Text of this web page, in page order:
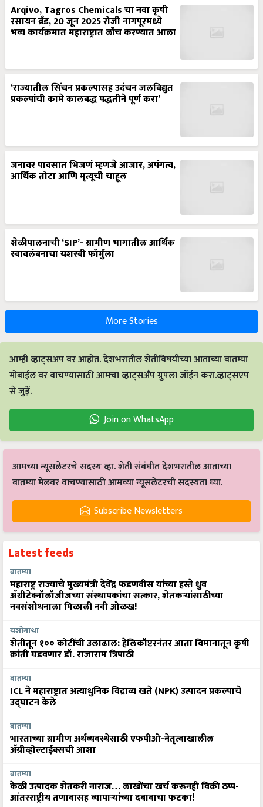
Arqivo, Tagros Chemicals चा नवा कृषी
रसायन ब्रँड, 20 जून 2025 रोजी नागपूरमध्ये
भव्य कार्यक्रमात महाराष्ट्रात लाँच करण्यात आला
‘राज्यातील सिंचन प्रकल्पासह उदंचन जलविद्युत
प्रकल्पांची कामे कालबद्ध पद्धतीने पूर्ण करा’
जनावर पावसात भिजणं म्हणजे आजार, अपंगत्व,
आर्थिक तोटा आणि मृत्यूची चाहूल
शेळीपालनाची ‘SIP’- ग्रामीण भागातील आर्थिक
स्वावलंबनाचा यशस्वी फॉर्मुला
More Stories
आम्ही व्हाट्सअप वर आहोत. देशभरातील शेतीविषयीच्या आताच्या बातम्या
मोबाईल वर वाचण्यासाठी आमचा व्हाट्सअँप ग्रुपला जॉईन करा.व्हाट्सएप
से जुड़ें.
Join on WhatsApp
आमच्या न्यूसलेटरचे सदस्य व्हा. शेती संबंधीत देशभरातील आताच्या
बातम्या मेलवर वाचण्यासाठी आमच्या न्यूसलेटरची सदस्यता घ्या.
Subscribe Newsletters
Latest feeds
बातम्या
महाराष्ट्र राज्याचे मुख्यमंत्री देवेंद्र फडणवीस यांच्या हस्ते ध्रुव
ॲग्रीटेक्नॉलॉजीजच्या संस्थापकांचा सत्कार, शेतकऱ्यांसाठीच्या
नवसंशोधनाला मिळाली नवी ओळख!
यशोगाथा
शेतीतून १०० कोटींची उलाढाल: हेलिकॉप्टरनंतर आता विमानातून कृषी
क्रांती घडवणार डॉ. राजाराम त्रिपाठी
बातम्या
ICL ने महाराष्ट्रात अत्याधुनिक विद्राव्य खते (NPK) उत्पादन प्रकल्पाचे
उद्घाटन केले
बातम्या
भारताच्या ग्रामीण अर्थव्यवस्थेसाठी एफपीओ-नेतृत्वाखालील
अ‍ॅग्रीव्होल्टाईक्सची आशा
बातम्या
केळी उत्पादक शेतकरी नाराज… लाखोंचा खर्च करूनही विक्री ठप्प-
आंतरराष्ट्रीय तणावासह व्यापाऱ्यांच्या दबावाचा फटका!